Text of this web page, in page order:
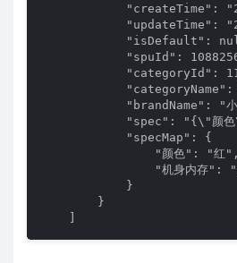
"createTime":
"updateTime":
"isDefault":
"spuId":
"categoryId":
"categoryName":
"brandName": "小
"spec": "{\"颜
            "specMap": {
                "颜色": "红",
"机身内存":
            }
        }